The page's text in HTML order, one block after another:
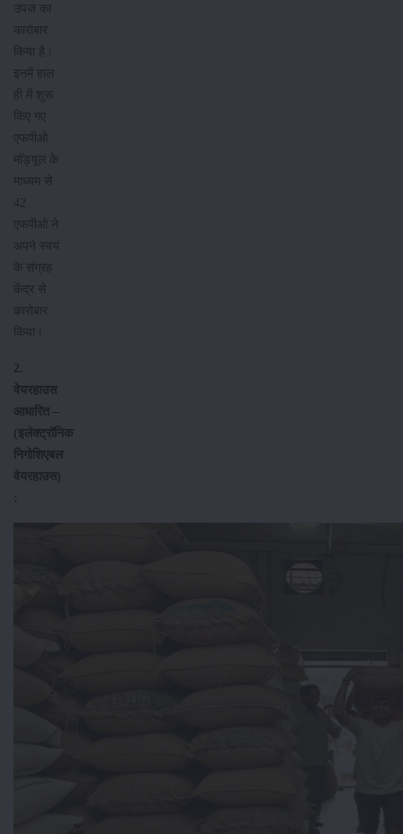
उपज का
कारोबार
किया है।
इनमें हाल
ही में शुरू
किए गए
एफपीओ
मॉड्यूल के
माध्यम से
42
एफपीओ ने
अपने स्वयं
के संग्रह
केंद्र से
कारोबार
किया।
2.
वेयरहाउस
आधारित –
(इलेक्ट्रॉनिक
निगोशिएबल
वेयरहाउस)